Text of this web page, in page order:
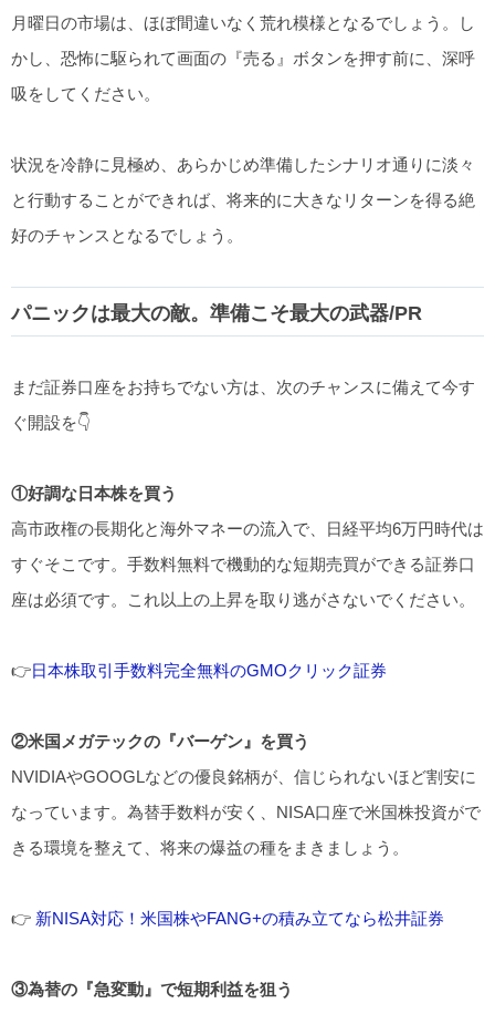
月曜日の市場は、ほぼ間違いなく荒れ模様となるでしょう。し
かし、恐怖に駆られて画面の『売る』ボタンを押す前に、深呼
吸をしてください。
状況を冷静に見極め、あらかじめ準備したシナリオ通りに淡々
と行動することができれば、将来的に大きなリターンを得る絶
好のチャンスとなるでしょう。
パニックは最大の敵。準備こそ最大の武器/PR
まだ証券口座をお持ちでない方は、次のチャンスに備えて今す
ぐ開設を👇
①好調な日本株を買う
高市政権の長期化と海外マネーの流入で、日経平均6万円時代は
すぐそこです。手数料無料で機動的な短期売買ができる証券口
座は必須です。これ以上の上昇を取り逃がさないでください。
👉日本株取引手数料完全無料のGMOクリック証券
②米国メガテックの『バーゲン』を買う
NVIDIAやGOOGLなどの優良銘柄が、信じられないほど割安に
なっています。為替手数料が安く、NISA口座で米国株投資がで
きる環境を整えて、将来の爆益の種をまきましょう。
👉 新NISA対応！米国株やFANG+の積み立てなら松井証券
③為替の『急変動』で短期利益を狙う